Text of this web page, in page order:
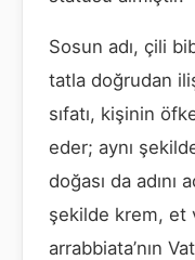
Sosun adı, çili
tatla doğrudan
sıfatı, kişinin
eder; aynı
doğası da adını
şekilde krem, et
arrabbiata’nın